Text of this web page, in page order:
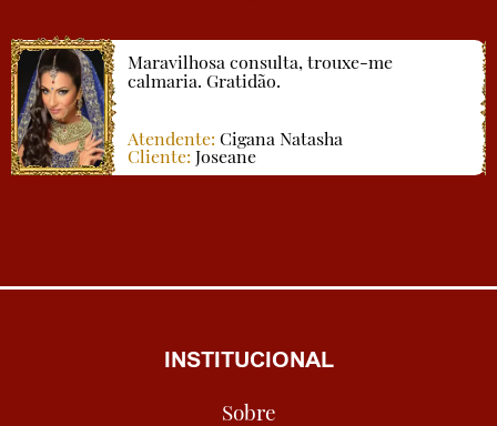
Maravilhosa consulta, trouxe-me
calmaria. Gratidão.
Atendente: Cigana Natasha
Cliente: Joseane
INSTITUCIONAL
Sobre